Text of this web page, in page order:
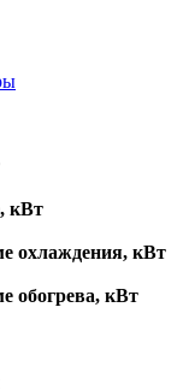
кВт
охлаждения, кВт
обогрева, кВт